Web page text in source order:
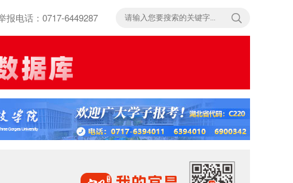
报电话：0717-6449287